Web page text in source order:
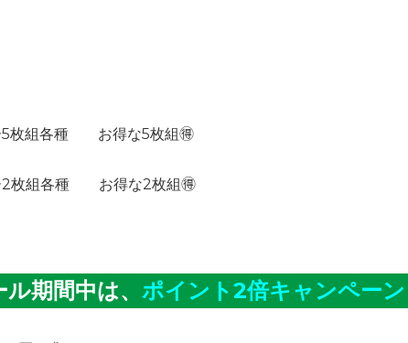
5枚組各種 お得な5枚組🉐
2枚組各種 お得な2枚組🉐
期間中は、 ポイント2倍キャンペーン